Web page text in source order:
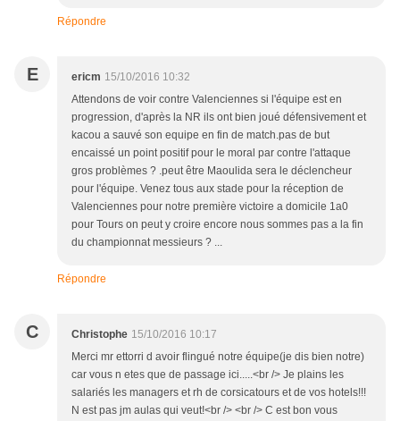
Répondre
E ericm 15/10/2016 10:32
Attendons de voir contre Valenciennes si l'équipe est en
progression, d'après la NR ils ont bien joué défensivement et
kacou a sauvé son equipe en fin de match.pas de but
encaissé un point positif pour le moral par contre l'attaque
gros problèmes ? .peut être Maoulida sera le déclencheur
pour l'équipe. Venez tous aux stade pour la réception de
Valenciennes pour notre première victoire a domicile 1a0
pour Tours on peut y croire encore nous sommes pas a la fin
du championnat messieurs ? ...
Répondre
C Christophe 15/10/2016 10:17
Merci mr ettorri d avoir flingué notre équipe(je dis bien notre)
car vous n etes que de passage ici.....<br /> Je plains les
salariés les managers et rh de corsicatours et de vos hotels!!!
N est pas jm aulas qui veut!<br /> <br /> C est bon vous